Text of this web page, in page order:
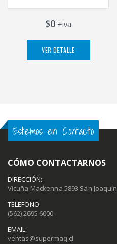
$0 +iva
VER DETALLE
Estemos en Contacto
CÓMO CONTACTARNOS
DIRECCIÓN:
Vicuña Mackenna 5893 San Joaquín
TÉLEFONO:
(562) 2695 6000
EMAIL:
ventas@supermaq.cl